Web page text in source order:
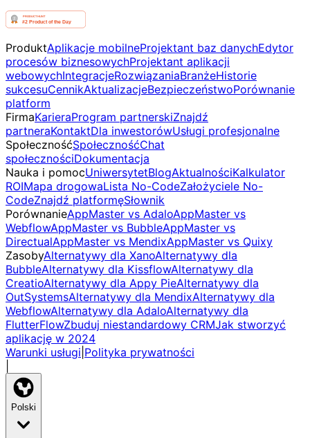
ProduktAplikacje mobilneProjektant baz danychEdytor
procesów biznesowychProjektant aplikacji
webowychIntegracjeRozwiązaniaBranżeHistorie
sukcesuCennikAktualizacjeBezpieczeństwoPorównanie
platform
FirmaKarieraProgram partnerskiZnajdź
partneraKontaktDla inwestorówUsługi profesjonalne
SpołecznośćSpołecznośćChat
społecznościDokumentacja
Nauka i pomocUniwersytetBlogAktualnościKalkulator
ROIMapa drogowaLista No-CodeZałożyciele No-
CodeZnajdź platformęSłownik
PorównanieAppMaster vs AdaloAppMaster vs
WebflowAppMaster vs BubbleAppMaster vs
DirectualAppMaster vs MendixAppMaster vs Quixy
ZasobyAlternatywy dla XanoAlternatywy dla
BubbleAlternatywy dla KissflowAlternatywy dla
CreatioAlternatywy dla Appy PieAlternatywy dla
OutSystemsAlternatywy dla MendixAlternatywy dla
WebflowAlternatywy dla AdaloAlternatywy dla
FlutterFlowZbuduj niestandardowy CRMJak stworzyć
aplikację w 2024
Warunki usługi Polityka prywatności
Polski